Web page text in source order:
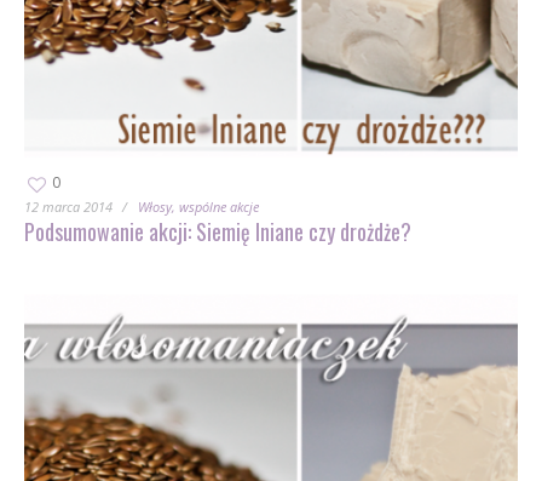
0
12 marca 2014 Włosy wspólne akcje
Podsumowanie akcji: Siemię lniane czy drożdże?